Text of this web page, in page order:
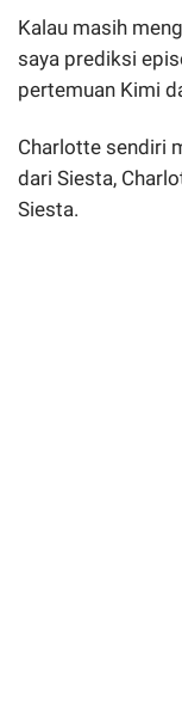
Kalau masih
saya prediksi
pertemuan Kimi
Charlotte sendiri
dari Siesta,
Siesta.